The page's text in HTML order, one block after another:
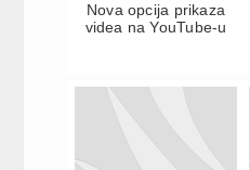
Nova opcija prikaza
videa na YouTube-u